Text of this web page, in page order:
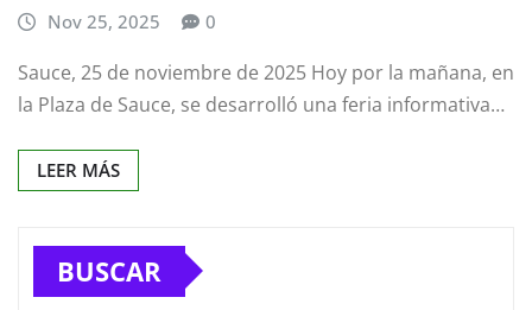
Nov 25, 2025 0
Sauce, 25 de noviembre de 2025 Hoy por la mañana, en
la Plaza de Sauce, se desarrolló una feria informativa…
LEER MÁS
BUSCAR